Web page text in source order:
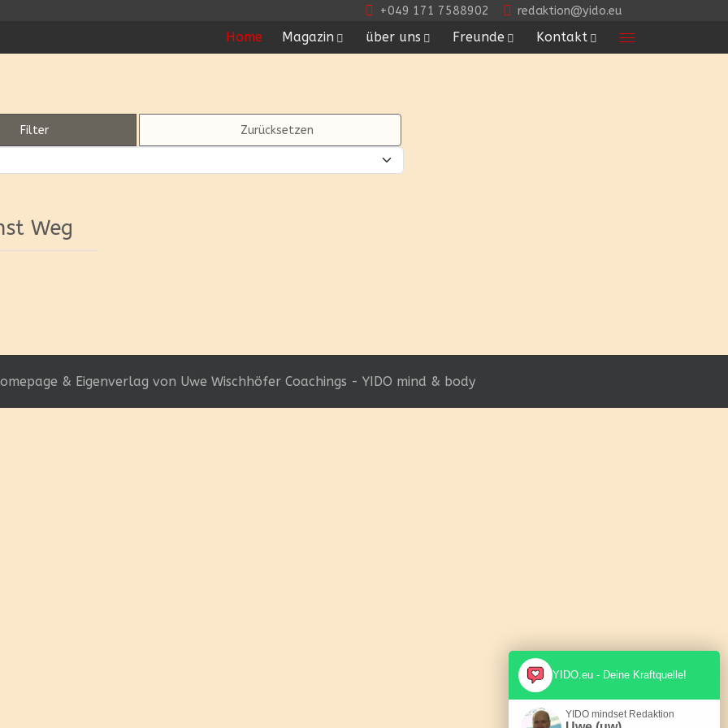
+049 171 7588902 redaktion@yido.eu
Home Magazin über uns Freunde Kontakt
Filter Zurücksetzen
Weg
& Eigenverlag von Uwe Wischhöfer Coachings - YIDO mind & body
YIDO.eu - Deine Kraftquelle!
YIDO mindset Redaktion